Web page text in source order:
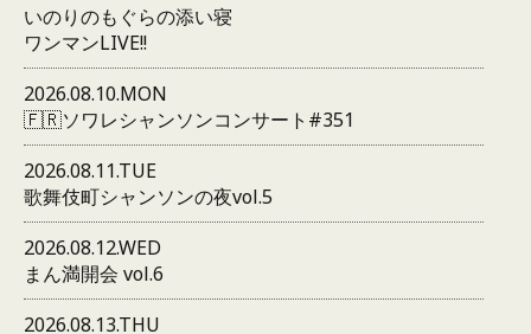
いのりのもぐらの添い寝
ワンマンLIVE!!
2026.08.10.MON
🇫🇷ソワレシャンソンコンサート#351
2026.08.11.TUE
歌舞伎町シャンソンの夜vol.5
2026.08.12.WED
まん満開会 vol.6
2026.08.13.THU